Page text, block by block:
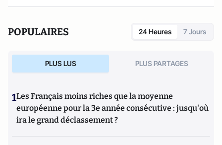
POPULAIRES 24 Heures 7 Jours
PLUS LUS PLUS PARTAGES
1Les Français moins riches que la moyenne
européenne pour la 3e année consécutive : jusqu'où
ira le grand déclassement ?